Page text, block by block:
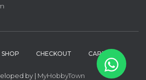
SHOP CHECKOUT CART
by | MyHobbyTown